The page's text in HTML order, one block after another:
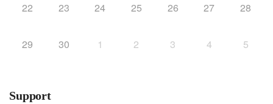
22 23 24 25 26 27 28
29 30 1 2 3 4 5
Support